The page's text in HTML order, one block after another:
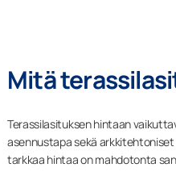
Mitä
Terassilasituksen hintaan
asennustapa sekä
tarkkaa hintaa on mahdotonta